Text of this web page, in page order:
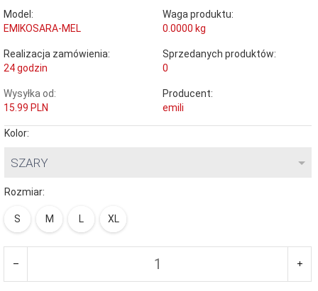
Model:
EMIKOSARA-MEL
Waga produktu:
0.0000 kg
Realizacja zamówienia:
24 godzin
Sprzedanych produktów:
0
Wysyłka od:
15.99 PLN
Producent:
emili
Kolor:
SZARY
Rozmiar:
S M L XL